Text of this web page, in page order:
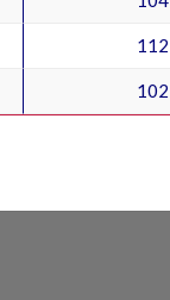
112
102